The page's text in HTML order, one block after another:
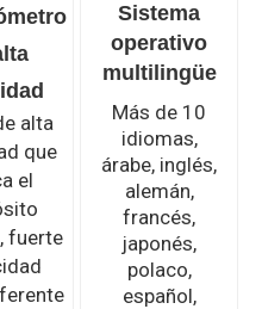
alta
que
el
fuerte
Sistema
operativo
multilingüe
Más de 10
idiomas,
árabe, inglés,
alemán,
francés,
japonés,
polaco,
español,